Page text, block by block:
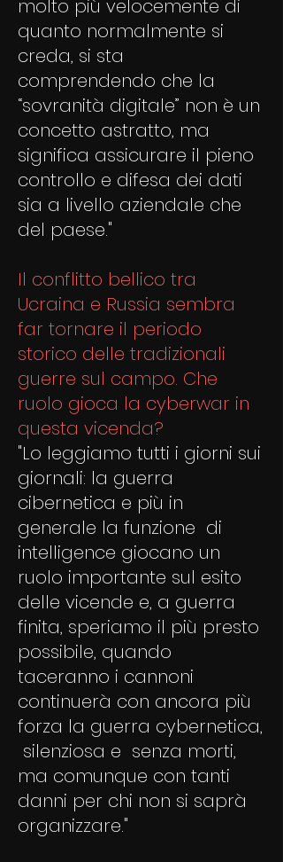
molto più velocemente di
quanto normalmente si
creda, si sta
comprendendo che la
“sovranità digitale” non è un
concetto astratto, ma
significa assicurare il pieno
controllo e difesa dei dati
sia a livello aziendale che
del paese."
Il conflitto bellico tra
Ucraina e Russia sembra
far tornare il periodo
storico delle tradizionali
guerre sul campo. Che
ruolo gioca la cyberwar in
questa vicenda?
"Lo leggiamo tutti i giorni sui
giornali: la guerra
cibernetica e più in
generale la funzione di
intelligence giocano un
ruolo importante sul esito
delle vicende e, a guerra
finita, speriamo il più presto
possibile, quando
taceranno i cannoni
continuerà con ancora più
forza la guerra cybernetica,
silenziosa e senza morti,
ma comunque con tanti
danni per chi non si saprà
organizzare."